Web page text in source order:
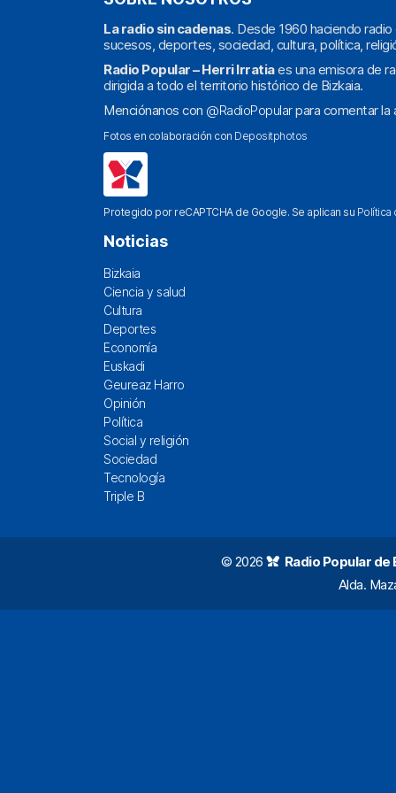
La radio sin cadenas. Desde 1960 haciendo
sucesos, deportes, sociedad, cultura, política,
Radio Popular – Herri Irratiaes una emisora de
dirigida a todo el territorio histórico de Bizkaia.
Menciónanos con @RadioPopularpara comentar la
Fotos en colaboración con Depositphotos
Protegido por reCAPTCHA de Google. Se aplican su Política
Noticias
Bizkaia
Ciencia y salud
Cultura
Deportes
Economía
Euskadi
Geureaz Harro
Opinión
Política
Social y religión
Sociedad
Tecnología
Triple B
© 2026 Radio Popular de
Alda.